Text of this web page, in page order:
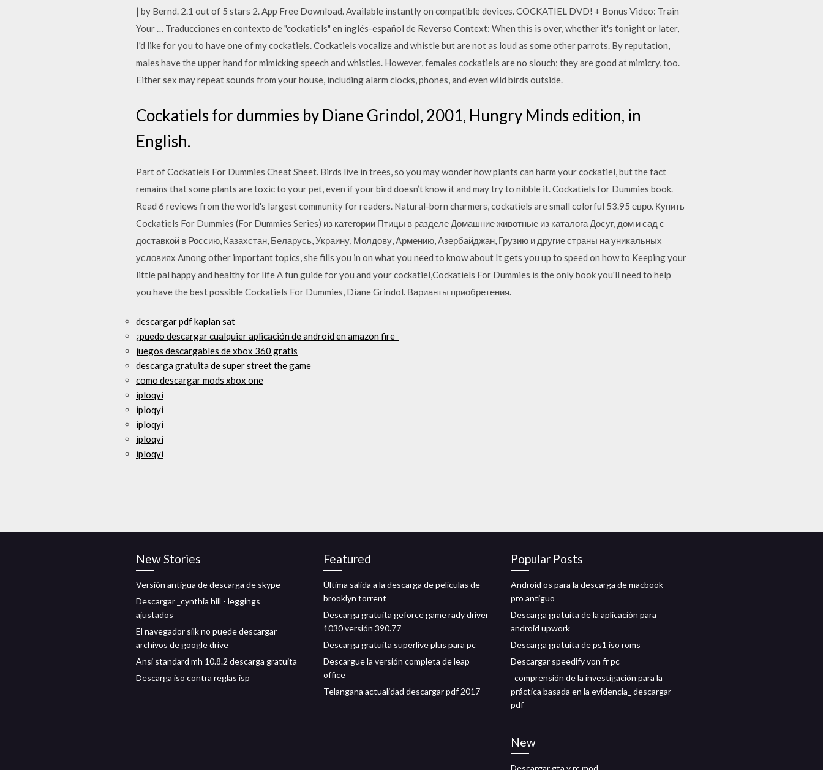
| by Bernd. 2.1 out of 5 stars 2. App Free Download. Available instantly on compatible devices. COCKATIEL DVD! + Bonus Video: Train
Your … Traducciones en contexto de "cockatiels" en inglés-español de Reverso Context: When this is over, whether it's tonight or later,
I'd like for you to have one of my cockatiels. Cockatiels vocalize and whistle but are not as loud as some other parrots. By reputation,
males have the upper hand for mimicking speech and whistles. However, females cockatiels are no slouch; they are good at mimicry, too.
Either sex may repeat sounds from your house, including alarm clocks, phones, and even wild birds outside.
Cockatiels for dummies by Diane Grindol, 2001, Hungry Minds edition, in
English.
Part of Cockatiels For Dummies Cheat Sheet. Birds live in trees, so you may wonder how plants can harm your cockatiel, but the fact
remains that some plants are toxic to your pet, even if your bird doesn’t know it and may try to nibble it. Cockatiels for Dummies book.
Read 6 reviews from the world's largest community for readers. Natural-born charmers, cockatiels are small colorful 53.95 евро. Купить
Cockatiels For Dummies (For Dummies Series) из категории Птицы в разделе Домашние животные из каталога Досуг, дом и сад с
доставкой в Россию, Казахстан, Беларусь, Украину, Молдову, Армению, Азербайджан, Грузию и другие страны на уникальных
условиях Among other important topics, she fills you in on what you need to know about It gets you up to speed on how to Keeping your
little pal happy and healthy for life A fun guide for you and your cockatiel,Cockatiels For Dummies is the only book you'll need to help
you have the best possible Cockatiels For Dummies, Diane Grindol. Варианты приобретения.
descargar pdf kaplan sat
¿puedo descargar cualquier aplicación de android en amazon fire_
juegos descargables de xbox 360 gratis
descarga gratuita de super street the game
como descargar mods xbox one
iploqyi
iploqyi
iploqyi
iploqyi
iploqyi
New Stories
Versión antigua de descarga de skype
Descargar _cynthia hill - leggings
ajustados_
El navegador silk no puede descargar
archivos de google drive
Ansi standard mh 10.8.2 descarga gratuita
Descarga iso contra reglas isp
Featured
Última salida a la descarga de películas de
brooklyn torrent
Descarga gratuita geforce game rady driver
1030 versión 390.77
Descarga gratuita superlive plus para pc
Descargue la versión completa de leap
office
Telangana actualidad descargar pdf 2017
Popular Posts
Android os para la descarga de macbook
pro antiguo
Descarga gratuita de la aplicación para
android upwork
Descarga gratuita de ps1 iso roms
Descargar speedify von fr pc
_comprensión de la investigación para la
práctica basada en la evidencia_ descargar
pdf
New
Descargar gta v rc mod